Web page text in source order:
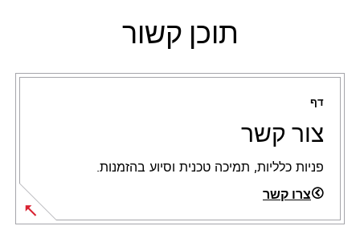
תוכן קשור
דף
צור קשר
פניות כלליות, תמיכה טכנית וסיוע בהזמנות.
צרו קשר